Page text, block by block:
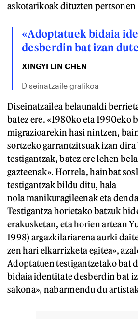
askotarikoak dituzten
«Adoptatuek bidaia
desberdin bat izan
XINGYI LIN CHEN
Diseinatzaile grafikoa
Diseinatzailea belaunaldi
batez ere. «1980ko eta 1990eko
migrazioarekin hasi nintzen,
sortzeko garrantzitsuak izan dira
testigantzak, batez ere lehen
gazteenak». Horrela, hainbat
testigantzak bildu ditu, hala
nola manikuragileenak eta
Testigantza horietako batzuk
erakusketan, eta horien artean
1998) argazkilariarena aurki
zen hari elkarrizketa egitea»,
Adoptatuen testigantzetako bat
bidaia identitate desberdin bat
sakona», nabarmendu du